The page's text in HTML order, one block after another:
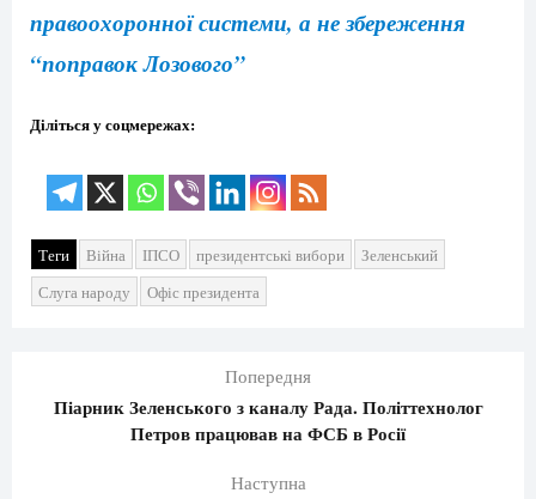
правоохоронної системи, а не збереження
“поправок Лозового”
Діліться у соцмережах:
Теги Війна ІПСО президентські вибори
Зеленський
Слуга народу
Офіс президента
Попередня
Піарник Зеленського з каналу Рада. Політтехнолог
Петров працював на ФСБ в Росії
Наступна